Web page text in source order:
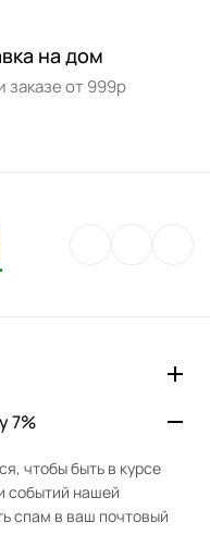
на дом
заказе от 999р
7%
чтобы быть в курсе
событий нашей
спам в ваш почтовый